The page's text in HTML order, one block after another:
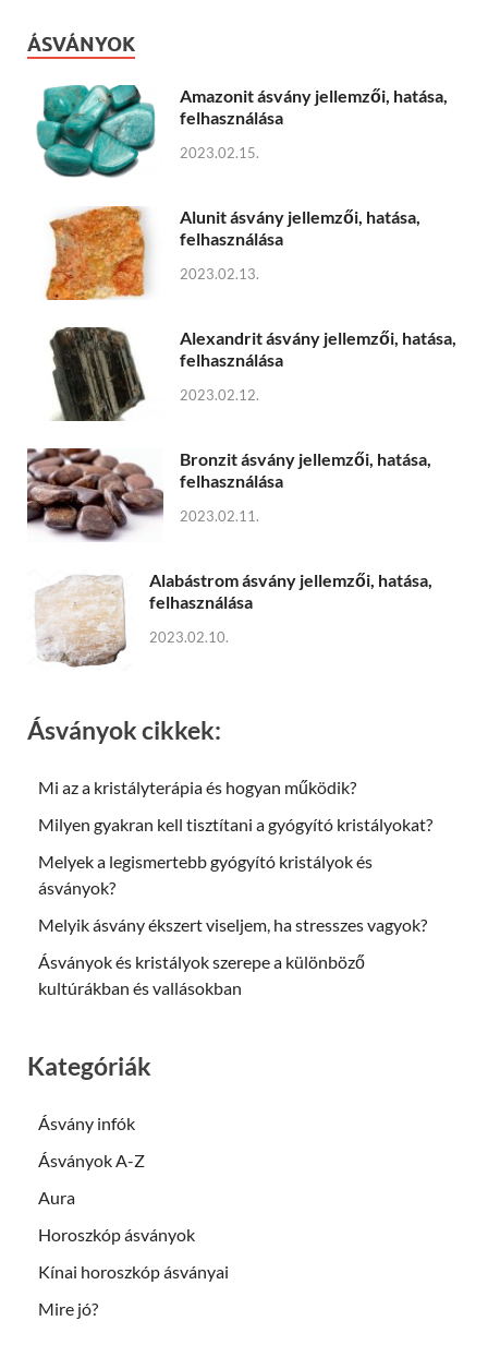
ÁSVÁNYOK
Amazonit ásvány jellemzői, hatása,
felhasználása
2023.02.15.
Alunit ásvány jellemzői, hatása,
felhasználása
2023.02.13.
Alexandrit ásvány jellemzői, hatása,
felhasználása
2023.02.12.
Bronzit ásvány jellemzői, hatása,
felhasználása
2023.02.11.
Alabástrom ásvány jellemzői, hatása,
felhasználása
2023.02.10.
Ásványok cikkek:
Mi az a kristályterápia és hogyan működik?
Milyen gyakran kell tisztítani a gyógyító kristályokat?
Melyek a legismertebb gyógyító kristályok és
ásványok?
Melyik ásvány ékszert viseljem, ha stresszes vagyok?
Ásványok és kristályok szerepe a különböző
kultúrákban és vallásokban
Kategóriák
Ásvány infók
Ásványok A-Z
Aura
Horoszkóp ásványok
Kínai horoszkóp ásványai
Mire jó?